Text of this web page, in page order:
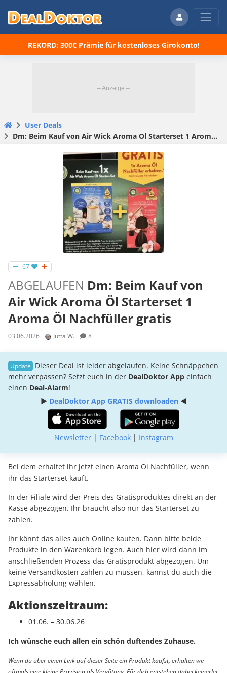
REKORD: 300€ Prämie für kostenloses Girokonto!
User Deals
Dm: Beim Kauf von Air Wick Aroma Öl Starterset 1 Aroma Öl Nachfüller gratis
67
ABGELAUFEN Dm: Beim Kauf von
Air Wick Aroma Öl Starterset 1
Aroma Öl Nachfüller gratis
03.06.2026 Jutta W. 8
Dieser Deal ist leider abgelaufen. Keine Schnäppchen
mehr verpassen? Setzt euch in der DealDoktor App einfach
einen Deal-Alarm!
► DealDoktor App GRATIS downloaden◄
Newsletter| Facebook| Instagram
Bei dem erhaltet ihr jetzt einen Aroma Öl Nachfüller, wenn
ihr das Starterset kauft.
In der Filiale wird der Preis des Gratisproduktes direkt an der
Kasse abgezogen. Ihr braucht also nur das Starterset zu
zahlen.
Ihr könnt das alles auch Online kaufen. Dann bitte beide
Produkte in den Warenkorb legen. Auch hier wird dann im
anschließenden Prozess das Gratisprodukt abgezogen. Um
keine Versandkosten zahlen zu müssen, kannst du auch die
Expressabholung wählen.
Aktionszeitraum:
01.06. – 30.06.26
Ich wünsche euch allen ein schön duftendes Zuhause.
Wenn du über einen Link auf dieser Seite ein Produkt kaufst, erhalten wir